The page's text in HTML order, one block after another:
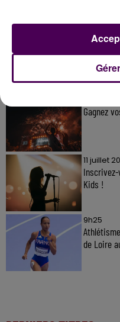
Gagnez
11 juillet
Kids !
9h25
de Loire